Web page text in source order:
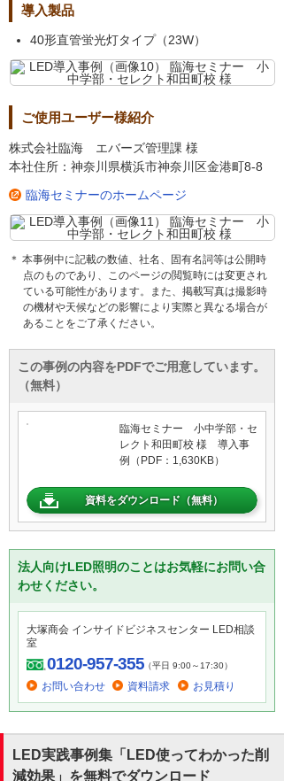
導入製品
40形直管蛍光灯タイプ（23W）
ご使用ユーザー様紹介
株式会社臨海 エバーズ管理課 様
本社住所：神奈川県横浜市神奈川区金港町8-8
臨海セミナーのホームページ
＊ 本事例中に記載の数値、社名、固有名詞等は公開時
点のものであり、このページの閲覧時には変更され
ている可能性があります。また、掲載写真は撮影時
の機材や天候などの影響により実際と異なる場合が
あることをご了承ください。
この事例の内容をPDFでご用意しています。
（無料）
臨海セミナー 小中学部・セ
レクト和田町校 様 導入事
例（PDF：1,630KB）
資料をダウンロード（無料）
法人向けLED照明のことはお気軽にお問い合
わせください。
大塚商会 インサイドビジネスセンター LED相談
室
0120-957-355（平日 9:00～17:30）
お問い合わせ 資料請求 お見積り
LED実践事例集「LED使ってわかった削
減効果」を無料でダウンロード